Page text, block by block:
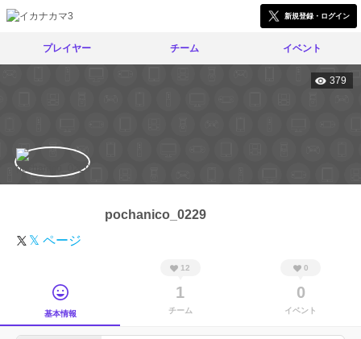
新規登録・ログイン
プレイヤー チーム イベント
379
pochanico_0229
𝕏 ページ
基本情報
12
1
チーム
0
0
イベント